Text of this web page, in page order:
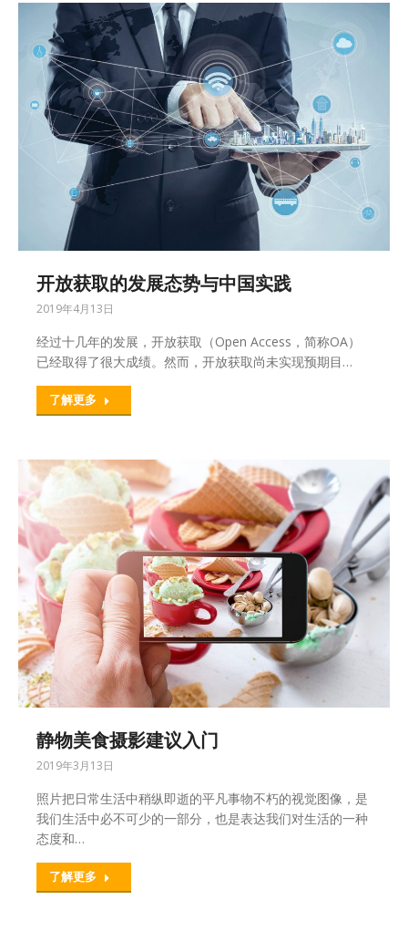
开放获取的发展态势与中国实践
2019年4月13日
经过十几年的发展，开放获取（Open Access，简称OA）
已经取得了很大成绩。然而，开放获取尚未实现预期目…
了解更多
静物美食摄影建议入门
2019年3月13日
照片把日常生活中稍纵即逝的平凡事物不朽的视觉图像，是
我们生活中必不可少的一部分，也是表达我们对生活的一种
态度和…
了解更多